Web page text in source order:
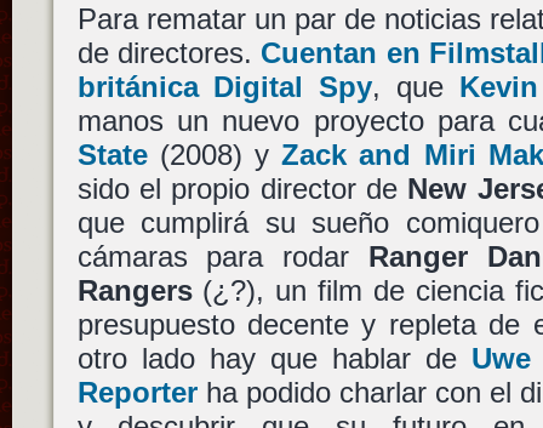
Para rematar un par de noticias
de directores. Cuentan en
británica Digital Spy, que
manos un nuevo proyecto para
State(2008) yZack and Miri
sido el propio director de New
que cumplirá su sueño
cámaras para rodar Ranger
Rangers(¿?), un film de ciencia
presupuesto decente y repleta de
otro lado hay que hablar de
Reporterha podido charlar con el